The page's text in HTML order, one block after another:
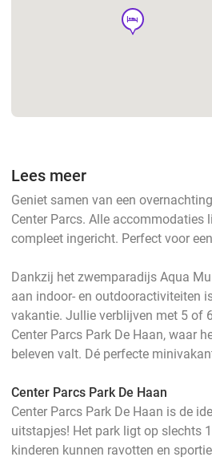
hotel
Lees meer
Geniet samen van een
Center Parcs. Alle
compleet ingericht. Perfect voor
Dankzij het zwemparadijs Aqua
aan indoor- en outdooractiviteiten
vakantie. Jullie verblijven met 5 of
Center Parcs Park De Haan, waar
beleven valt. Dé perfecte
Center Parcs Park De Haan
Center Parcs Park De Haan is de
uitstapjes! Het park ligt op slechts
kinderen kunnen ravotten en